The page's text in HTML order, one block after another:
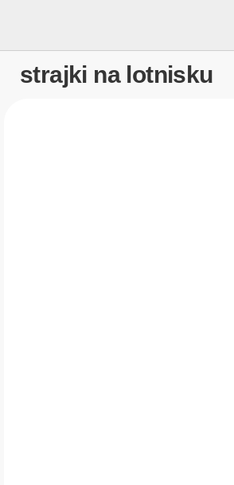
strajki na lotnisku